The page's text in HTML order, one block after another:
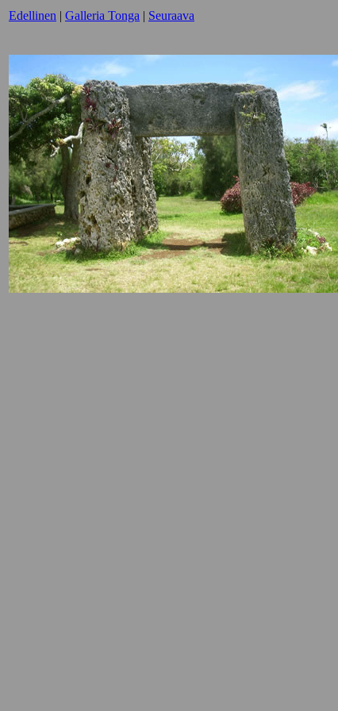
Edellinen | Galleria Tonga | Seuraava